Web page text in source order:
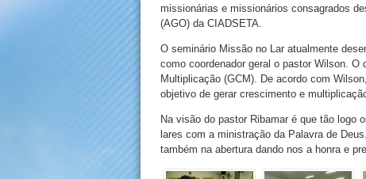
missionárias e missionários consagrados
(AGO) da CIADSETA.
O seminário Missão no Lar atualmente
como coordenador geral o pastor Wilson.
Multiplicação (GCM). De acordo com
objetivo de gerar crescimento e
Na visão do pastor Ribamar é que tão logo
lares com a ministração da Palavra de
também na abertura dando nos a honra e